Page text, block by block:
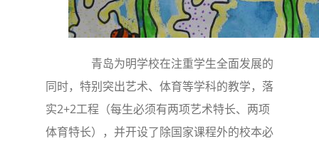
青岛为明学校在注重学生全面发展的
同时，特别突出艺术、体育等学科的教学，落
实2+2工程（每生必须有两项艺术特长、两项
体育特长），并开设了除国家课程外的校本必